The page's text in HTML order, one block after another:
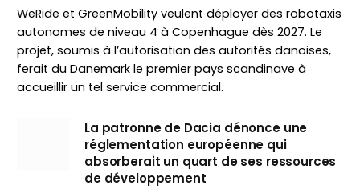
WeRide et GreenMobility veulent déployer des robotaxis
autonomes de niveau 4 à Copenhague dès 2027. Le
projet, soumis à l’autorisation des autorités danoises,
ferait du Danemark le premier pays scandinave à
accueillir un tel service commercial.
La patronne de Dacia dénonce une
réglementation européenne qui
absorberait un quart de ses ressources
de développement